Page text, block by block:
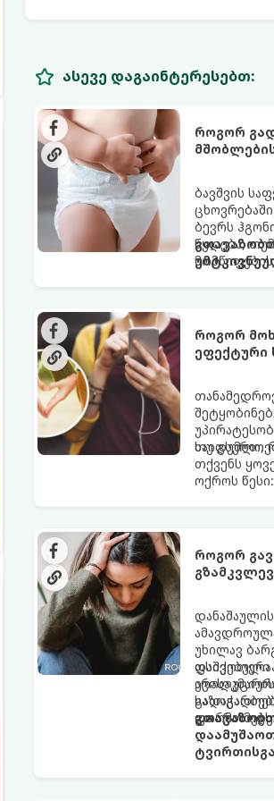
ასევე დაგაინტერესებთ:
როგორ
ბავშვის
ბევრს
წყდება,
როგორ
ეფექტური
თუ გსურთ,
თქვენს
ოქროს წესი:
როგორ
უხილავ
დაშვებული
და ართმევს
ფორმას